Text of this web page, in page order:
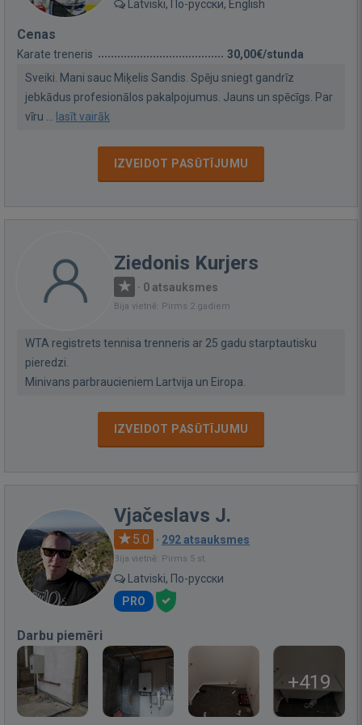
Latviski, По-русски, English
Cenas
Karate treneris
30,00€/stunda
Sveiki. Mani sauc Miķelis Sandis. Spēju sniegt gandrīz
jebkādus profesionālos pakalpojumus. Jauns un spēcīgs. Par
vīru ...
lasīt vairāk
IZVEIDOT PASŪTĪJUMU
Ziedonis Kurjers
· 0 atsauksmes
Bija vietnē: Pirms 2 gadiem
WTA registrets tennisa trenneris ar 25 gadu starptautisku
pieredzi.
Minivans parbraucieniem Lartvija un Eiropa.
IZVEIDOT PASŪTĪJUMU
Vjačeslavs J.
5.0 · 292 atsauksmes
Bija vietnē: Pirms 5 st.
Latviski, По-русски
PRO
Darbu piemēri
+419